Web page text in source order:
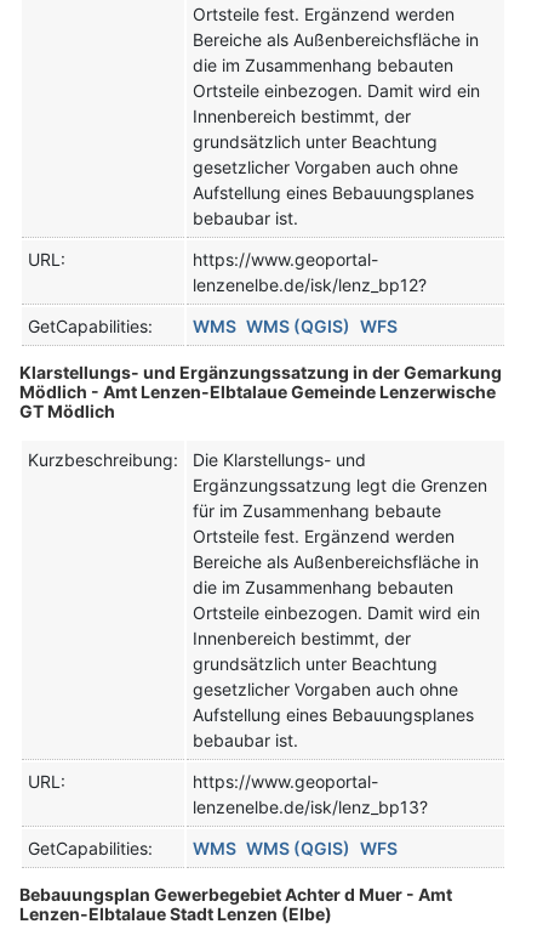
Ortsteile fest. Ergänzend werden
Bereiche als Außenbereichsfläche in
die im Zusammenhang bebauten
Ortsteile einbezogen. Damit wird ein
Innenbereich bestimmt, der
grundsätzlich unter Beachtung
gesetzlicher Vorgaben auch ohne
Aufstellung eines Bebauungsplanes
bebaubar ist.
URL:
https://www.geoportal-
lenzenelbe.de/isk/lenz_bp12?
GetCapabilities:
WMS WMS (QGIS) WFS
Klarstellungs- und Ergänzungssatzung in der Gemarkung
Mödlich - Amt Lenzen-Elbtalaue Gemeinde Lenzerwische
GT Mödlich
Kurzbeschreibung:
Die Klarstellungs- und
Ergänzungssatzung legt die Grenzen
für im Zusammenhang bebaute
Ortsteile fest. Ergänzend werden
Bereiche als Außenbereichsfläche in
die im Zusammenhang bebauten
Ortsteile einbezogen. Damit wird ein
Innenbereich bestimmt, der
grundsätzlich unter Beachtung
gesetzlicher Vorgaben auch ohne
Aufstellung eines Bebauungsplanes
bebaubar ist.
URL:
https://www.geoportal-
lenzenelbe.de/isk/lenz_bp13?
GetCapabilities:
WMS WMS (QGIS) WFS
Bebauungsplan Gewerbegebiet Achter d Muer - Amt
Lenzen-Elbtalaue Stadt Lenzen (Elbe)